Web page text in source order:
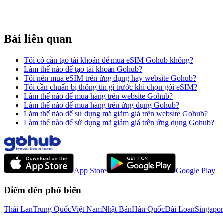
Bài liên quan
Tôi có cần tạo tài khoản để mua eSIM Gohub không?
Làm thế nào để tạo tài khoản Gohub?
Tôi nên mua eSIM trên ứng dụng hay website Gohub?
Tôi cần chuẩn bị thông tin gì trước khi chọn gói eSIM?
Làm thế nào để mua hàng trên website Gohub?
Làm thế nào để mua hàng trên ứng dụng Gohub?
Làm thế nào để sử dụng mã giảm giá trên website Gohub?
Làm thế nào để sử dụng mã giảm giá trên ứng dụng Gohub?
App Store Google Play
Điểm đến phổ biến
Thái LanTrung QuốcViệt NamNhật BảnHàn QuốcĐài Loan